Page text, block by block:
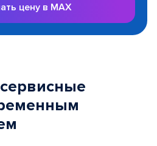
цену в MAX
сервисные